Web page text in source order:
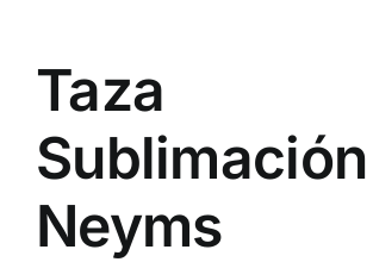
Taza
Sublimación
Neyms